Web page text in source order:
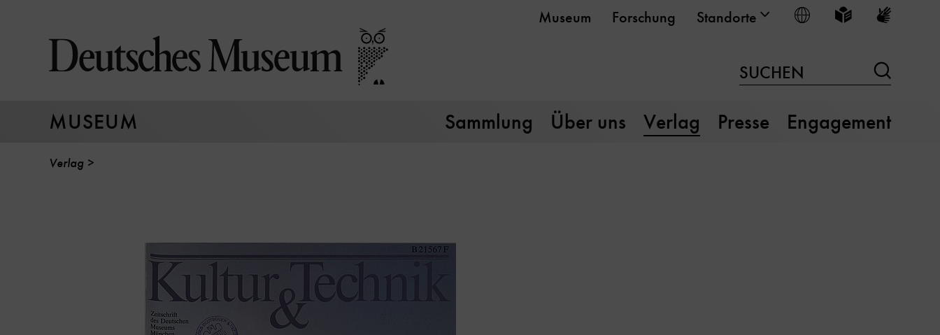
Seiteninhalt
springen
Museum Forschung Standorte Sprache wählen
Leichte Sprache
SUCHEN
MUSEUM Sammlung Über uns Verlag Presse Engagement
Verlag